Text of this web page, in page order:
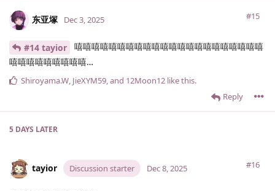
东亚塚 #15
Dec 3, 2025
#14 tayior
嘻嘻嘻嘻嘻嘻嘻嘻嘻嘻嘻嘻嘻嘻嘻嘻嘻嘻嘻嘻嘻嘻
嘻嘻嘻嘻嘻嘻嘻嘻嘻…
Reply
Shiroyama.​W, JieXYM59, and 12Moon12 like this.
5 DAYS LATER
tayior Discussion starter #16
Dec 8, 2025